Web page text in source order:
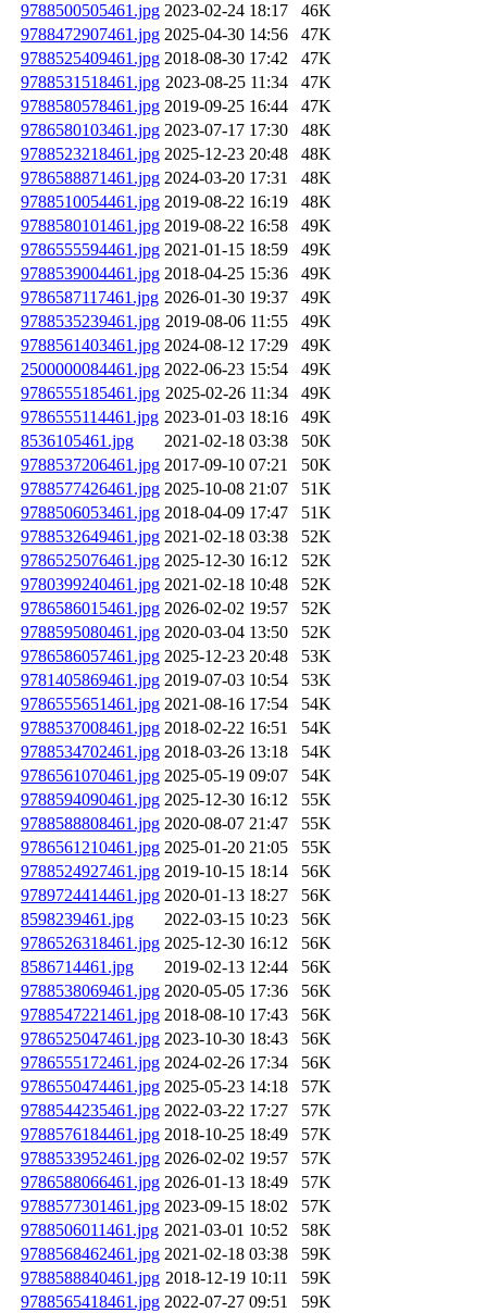
9788500505461.jpg 2023-02-24 18:17
46K
9788472907461.jpg 2025-04-30 14:56
47K
9788525409461.jpg 2018-08-30 17:42
47K
9788531518461.jpg 2023-08-25 11:34
47K
9788580578461.jpg 2019-09-25 16:44
47K
9786580103461.jpg 2023-07-17 17:30
48K
9788523218461.jpg 2025-12-23 20:48
48K
9786588871461.jpg 2024-03-20 17:31
48K
9788510054461.jpg 2019-08-22 16:19
48K
9788580101461.jpg 2019-08-22 16:58
49K
9786555594461.jpg 2021-01-15 18:59
49K
9788539004461.jpg 2018-04-25 15:36
49K
9786587117461.jpg 2026-01-30 19:37
49K
9788535239461.jpg 2019-08-06 11:55
49K
9788561403461.jpg 2024-08-12 17:29
49K
2500000084461.jpg 2022-06-23 15:54
49K
9786555185461.jpg 2025-02-26 11:34
49K
9786555114461.jpg 2023-01-03 18:16
49K
8536105461.jpg
2021-02-18 03:38
50K
9788537206461.jpg 2017-09-10 07:21
50K
9788577426461.jpg 2025-10-08 21:07
51K
9788506053461.jpg 2018-04-09 17:47
51K
9788532649461.jpg 2021-02-18 03:38
52K
9786525076461.jpg 2025-12-30 16:12
52K
9780399240461.jpg 2021-02-18 10:48
52K
9786586015461.jpg 2026-02-02 19:57
52K
9788595080461.jpg 2020-03-04 13:50
52K
9786586057461.jpg 2025-12-23 20:48
53K
9781405869461.jpg 2019-07-03 10:54
53K
9786555651461.jpg 2021-08-16 17:54
54K
9788537008461.jpg 2018-02-22 16:51
54K
9788534702461.jpg 2018-03-26 13:18
54K
9786561070461.jpg 2025-05-19 09:07
54K
9788594090461.jpg 2025-12-30 16:12
55K
9788588808461.jpg 2020-08-07 21:47
55K
9786561210461.jpg 2025-01-20 21:05
55K
9788524927461.jpg 2019-10-15 18:14
56K
9789724414461.jpg 2020-01-13 18:27
56K
8598239461.jpg
2022-03-15 10:23
56K
9786526318461.jpg 2025-12-30 16:12
56K
8586714461.jpg
2019-02-13 12:44
56K
9788538069461.jpg 2020-05-05 17:36
56K
9788547221461.jpg 2018-08-10 17:43
56K
9786525047461.jpg 2023-10-30 18:43
56K
9786555172461.jpg 2024-02-26 17:34
56K
9786550474461.jpg 2025-05-23 14:18
57K
9788544235461.jpg 2022-03-22 17:27
57K
9788576184461.jpg 2018-10-25 18:49
57K
9788533952461.jpg 2026-02-02 19:57
57K
9786588066461.jpg 2026-01-13 18:49
57K
9788577301461.jpg 2023-09-15 18:02
57K
9788506011461.jpg 2021-03-01 10:52
58K
9788568462461.jpg 2021-02-18 03:38
59K
9788588840461.jpg 2018-12-19 10:11
59K
9788565418461.jpg 2022-07-27 09:51
59K